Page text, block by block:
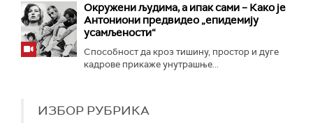
Окружени људима, а ипак сами – Како је
Антониони предвидео „епидемију
усамљености“
Способност да кроз тишину, простор и дуге
кадрове прикаже унутрашње...
ИЗБОР РУБРИКА